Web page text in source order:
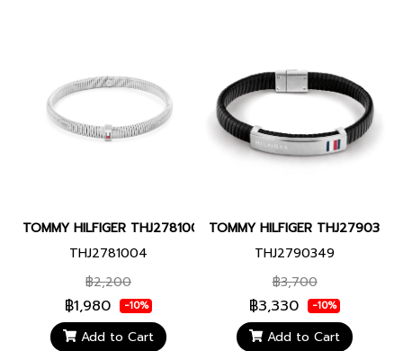
TOMMY HILFIGER THJ2781004 STRETCH BRACELETS
THJ2781004
฿2,200
฿1,980 -10%
Add to Cart
TOMMY HILFIGER THJ2790349
THJ2790349
฿3,700
฿3,330 -10%
Add to Cart